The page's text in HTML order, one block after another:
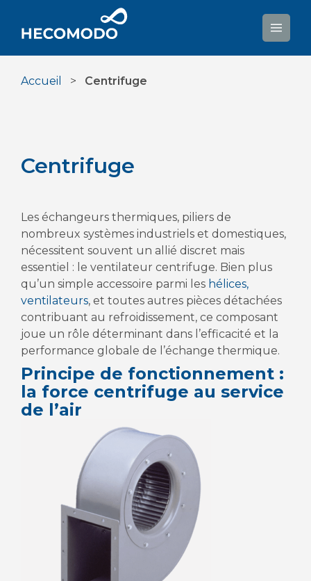
contenu
Accueil > Centrifuge
Centrifuge
Les échangeurs thermiques, piliers de
nombreux systèmes industriels et domestiques,
nécessitent souvent un allié discret mais
essentiel : le ventilateur centrifuge. Bien plus
qu’un simple accessoire parmi les hélices,
ventilateurs, et toutes autres pièces détachées
contribuant au refroidissement, ce composant
joue un rôle déterminant dans l’efficacité et la
performance globale de l’échange thermique.
Principe de fonctionnement :
la force centrifuge au service
de l’air